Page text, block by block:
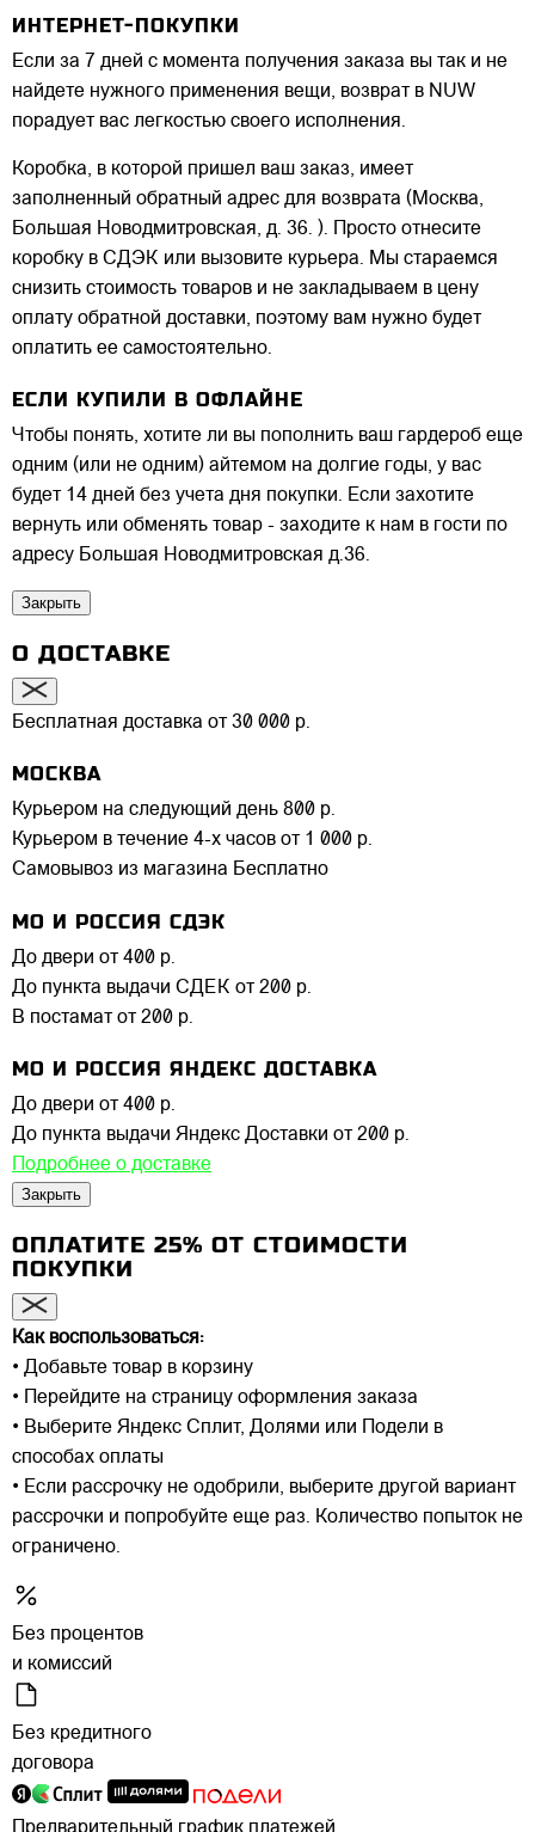
ИНТЕРНЕТ-ПОКУПКИ
Если за 7 дней с момента получения заказа вы так и не
найдете нужного применения вещи, возврат в NUW
порадует вас легкостью своего исполнения.
Коробка, в которой пришел ваш заказ, имеет
заполненный обратный адрес для возврата (Москва,
Большая Новодмитровская, д. 36. ). Просто отнесите
коробку в СДЭК или вызовите курьера. Мы стараемся
снизить стоимость товаров и не закладываем в цену
оплату обратной доставки, поэтому вам нужно будет
оплатить ее самостоятельно.
ЕСЛИ КУПИЛИ В ОФЛАЙНЕ
Чтобы понять, хотите ли вы пополнить ваш гардероб еще
одним (или не одним) айтемом на долгие годы, у вас
будет 14 дней без учета дня покупки. Если захотите
вернуть или обменять товар - заходите к нам в гости по
адресу Большая Новодмитровская д.36.
Закрыть
О ДОСТАВКЕ
Бесплатная доставка от 30 000 р.
МОСКВА
Курьером на следующий день 800 р.
Курьером в течение 4-х часов от 1 000 р.
Самовывоз из магазина Бесплатно
МО И РОССИЯ СДЭК
До двери от 400 р.
До пункта выдачи СДЕК от 200 р.
В постамат от 200 р.
МО И РОССИЯ ЯНДЕКС ДОСТАВКА
До двери от 400 р.
До пункта выдачи Яндекс Доставки от 200 р.
Подробнее о доставке
Закрыть
ОПЛАТИТЕ 25% ОТ СТОИМОСТИ
ПОКУПКИ
Как воспользоваться:
• Добавьте товар в корзину
• Перейдите на страницу оформления заказа
• Выберите Яндекс Сплит, Долями или Подели в
способах оплаты
• Если рассрочку не одобрили, выберите другой вариант
рассрочки и попробуйте еще раз. Количество попыток не
ограничено.
Без процентов
и комиссий
Без кредитного
договора
Предварительный график платежей